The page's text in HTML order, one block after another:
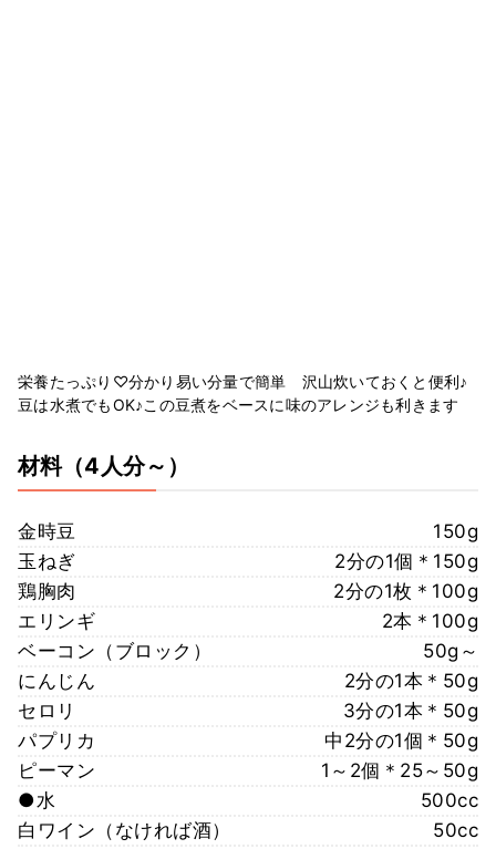
栄養たっぷり♡分かり易い分量で簡単 沢山炊いておくと便利♪
豆は水煮でもOK♪この豆煮をベースに味のアレンジも利きます
材料（4人分～）
金時豆
150g
玉ねぎ
2分の1個＊150g
鶏胸肉
2分の1枚＊100g
エリンギ
2本＊100g
ベーコン（ブロック）
50g～
にんじん
2分の1本＊50g
セロリ
3分の1本＊50g
パプリカ
中2分の1個＊50g
ピーマン
1～2個＊25～50g
●水
500cc
白ワイン（なければ酒）
50cc